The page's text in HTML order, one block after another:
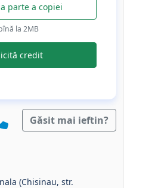
parte a copiei
la 2МB
credit
Găsit mai ieftin?
(Chisinau, str.